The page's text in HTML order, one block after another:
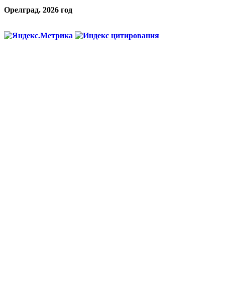
Орелград. 2026 год